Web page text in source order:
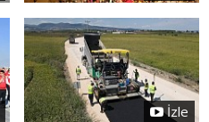
İzle